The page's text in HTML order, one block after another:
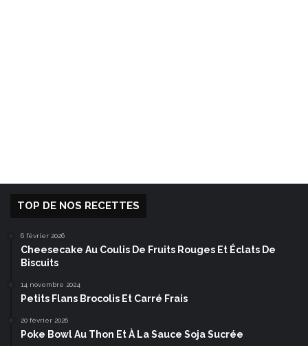
TOP DE NOS RECETTES
6 février 2026
Cheesecake Au Coulis De Fruits Rouges Et Éclats De
Biscuits
14 novembre 2024
Petits Flans Brocolis Et Carré Frais
20 février 2026
Poke Bowl Au Thon Et À La Sauce Soja Sucrée